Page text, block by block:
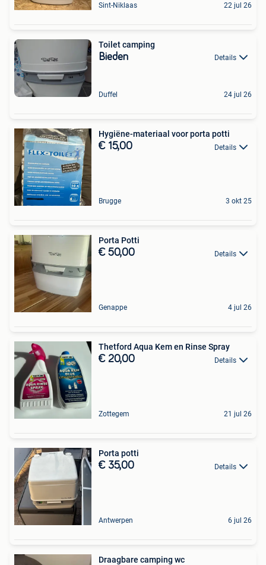
Sint-Niklaas 22 jul 26
Toilet camping
Bieden Details
Duffel 24 jul 26
Hygiëne-materiaal voor porta potti
€ 15,00 Details
Brugge 3 okt 25
Porta Potti
€ 50,00 Details
Genappe 4 jul 26
Thetford Aqua Kem en Rinse Spray
€ 20,00 Details
Zottegem 21 jul 26
Porta potti
€ 35,00 Details
Antwerpen 6 jul 26
Draagbare camping wc